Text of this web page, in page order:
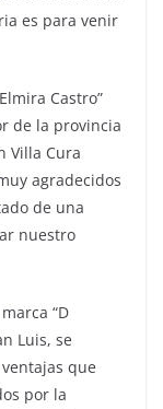
es para venir
Castro”
de la provincia
Villa Cura
agradecidos
de una
nuestro
“D
Luis, se
que
por la